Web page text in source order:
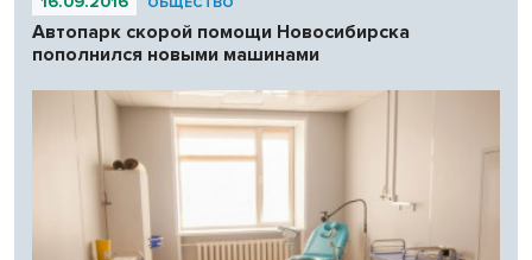
Автопарк скорой помощи Новосибирска
пополнился новыми машинами